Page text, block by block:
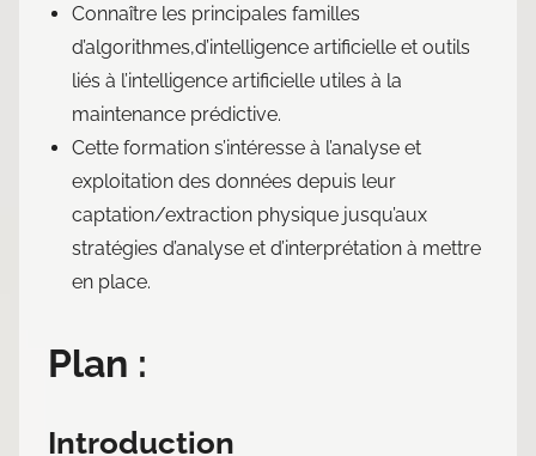
Connaître les principales familles
d’algorithmes,d’intelligence artificielle et outils
liés à l’intelligence artificielle utiles à la
maintenance prédictive.
Cette formation s’intéresse à l’analyse et
exploitation des données depuis leur
captation/extraction physique jusqu’aux
stratégies d’analyse et d’interprétation à mettre
en place.
Plan :
Introduction